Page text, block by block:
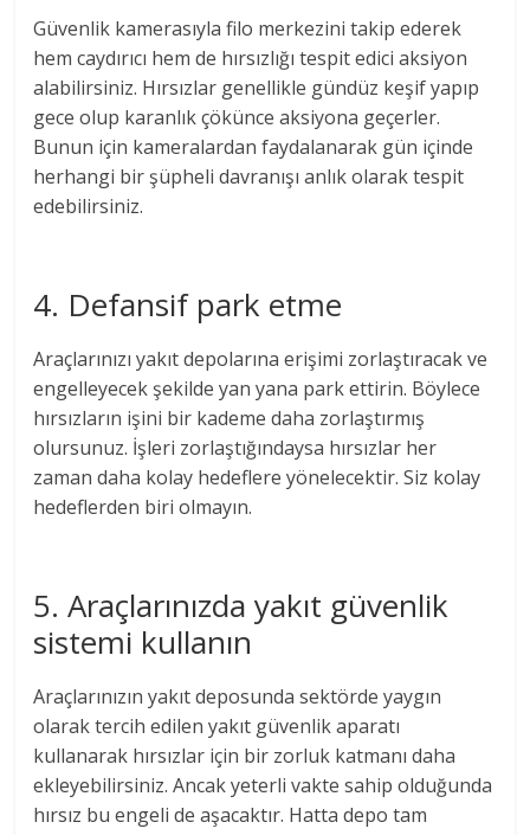
Güvenlik kamerasıyla filo merkezini takip ederek
hem caydırıcı hem de hırsızlığı tespit edici aksiyon
alabilirsiniz. Hırsızlar genellikle gündüz keşif yapıp
gece olup karanlık çökünce aksiyona geçerler.
Bunun için kameralardan faydalanarak gün içinde
herhangi bir şüpheli davranışı anlık olarak tespit
edebilirsiniz.
4. Defansif park etme
Araçlarınızı yakıt depolarına erişimi zorlaştıracak ve
engelleyecek şekilde yan yana park ettirin. Böylece
hırsızların işini bir kademe daha zorlaştırmış
olursunuz. İşleri zorlaştığındaysa hırsızlar her
zaman daha kolay hedeflere yönelecektir. Siz kolay
hedeflerden biri olmayın.
5. Araçlarınızda yakıt güvenlik
sistemi kullanın
Araçlarınızın yakıt deposunda sektörde yaygın
olarak tercih edilen yakıt güvenlik aparatı
kullanarak hırsızlar için bir zorluk katmanı daha
ekleyebilirsiniz. Ancak yeterli vakte sahip olduğunda
hırsız bu engeli de aşacaktır. Hatta depo tam